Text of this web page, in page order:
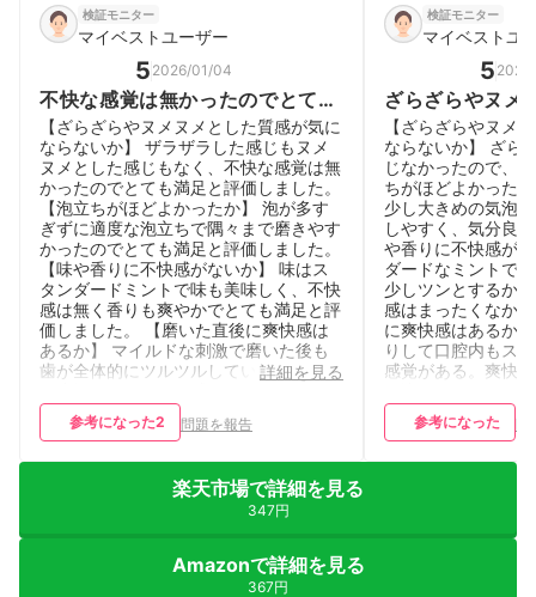
検証モニター
マイベストユーザー
5 2026/01/04
不快な感覚は無かったのでとても
満足と評価しました
【ざらざらやヌメヌメとした質感が気に
ならないか】 ザラザラした感じもヌメ
ヌメとした感じもなく、不快な感覚は無
かったのでとても満足と評価しました。
【泡立ちがほどよかったか】 泡が多す
ぎずに適度な泡立ちで隅々まで磨きやす
かったのでとても満足と評価しました。
【味や香りに不快感がないか】 味はス
タンダードミントで味も美味しく、不快
感は無く香りも爽やかでとても満足と評
価しました。 【磨いた直後に爽快感は
あるか】 マイルドな刺激で磨いた後も
歯が全体的にツルツルしていてしっかり
いた直後も爽快感がありとても満足と評
価しました。
詳細を見る
参考になった2 問題を報告
検証モニター
マイベストユ
5
ざらざらやヌメ
たので、とても
【ざらざらやヌメ
ならないか】 ざら
じなかったので、
ちがほどよかった
少し大きめの気泡
しやすく、気分良
や香りに不快感が
ダードなミントで
少しツンとするか
感はまったくなか
に爽快感はあるか
りして口腔内もス
感覚がある。爽快
感だと思った。
参考になった
楽天市場で詳細を見る
347円
Amazonで詳細を見る
367円